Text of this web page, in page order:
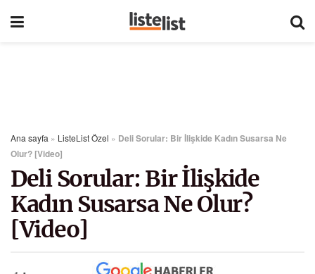
Ana sayfa » ListeList Özel » Deli Sorular: Bir İlişkide Kadın Susarsa Ne
Olur? [Video]
Deli Sorular: Bir İlişkide
Kadın Susarsa Ne Olur?
[Video]